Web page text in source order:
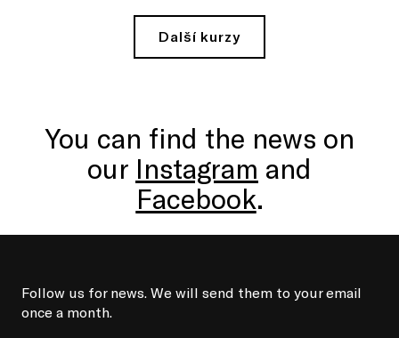
Další kurzy
You can find the news on
our Instagram and
Facebook.
Follow us for news. We will send them to your email
once a month.